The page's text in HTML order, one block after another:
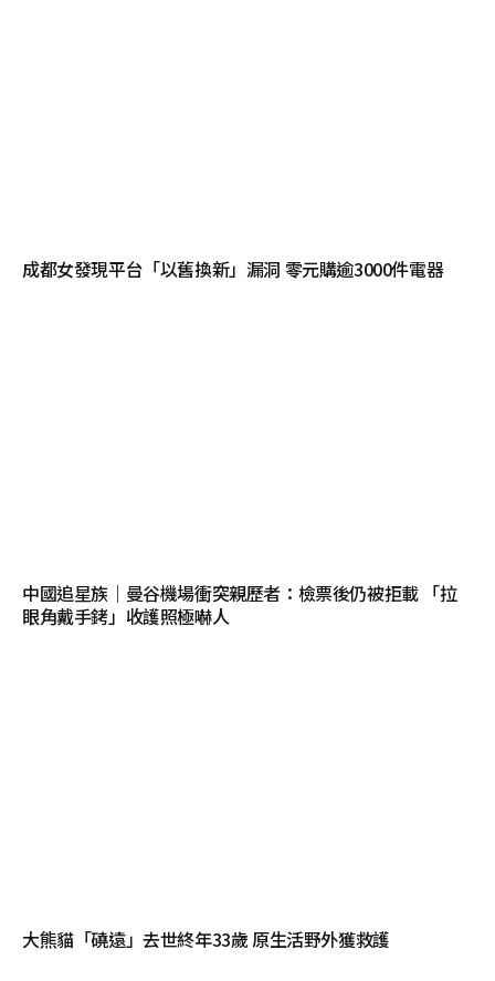
成都女發現平台「以舊換新」漏洞 零元購逾3000件電器
中國追星族｜曼谷機場衝突親歷者：檢票後仍被拒載 「拉
眼角戴手銬」收護照極嚇人
大熊貓「磽遠」去世終年33歲 原生活野外獲救護